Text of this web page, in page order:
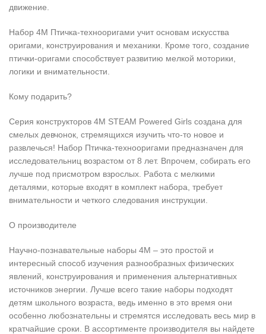
движение.
Набор 4M Птичка-технооригами учит основам искусства
оригами, конструирования и механики. Кроме того, создание
птички-оригами способствует развитию мелкой моторики,
логики и внимательности.
Кому подарить?
Серия конструкторов 4M STEAM Powered Girls создана для
смелых девчонок, стремящихся изучить что-то новое и
развлечься! Набор Птичка-технооригами предназначен для
исследовательниц возрастом от 8 лет. Впрочем, собирать его
лучше под присмотром взрослых. Работа с мелкими
деталями, которые входят в комплект набора, требует
внимательности и четкого следования инструкции.
О производителе
Научно-познавательные наборы 4M – это простой и
интересный способ изучения разнообразных физических
явлений, конструирования и применения альтернативных
источников энергии. Лучше всего такие наборы подходят
детям школьного возраста, ведь именно в это время они
особенно любознательны и стремятся исследовать весь мир в
кратчайшие сроки. В ассортименте производителя вы найдете